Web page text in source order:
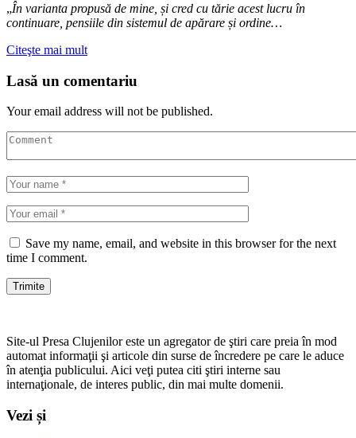
„În varianta propusă de mine, și cred cu tărie acest lucru în
continuare, pensiile din sistemul de apărare și ordine…
Citeşte mai mult
Lasă un comentariu
Your email address will not be published.
Save my name, email, and website in this browser for the next
time I comment.
Site-ul Presa Clujenilor este un agregator de ştiri care preia în mod
automat informaţii şi articole din surse de încredere pe care le aduce
în atenţia publicului. Aici veţi putea citi ştiri interne sau
internaţionale, de interes public, din mai multe domenii.
Vezi și